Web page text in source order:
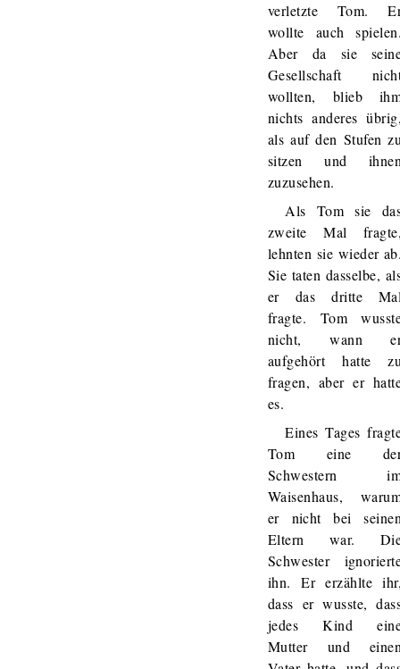
verletzte Tom.
wollte auch
Aber da sie
Gesellschaft
wollten, blieb
nichts anderes
als auf den Stufen
sitzen und
zuzusehen.
Als Tom sie
zweite Mal
lehnten sie wieder
Sie taten dasselbe,
er das dritte
fragte. Tom
nicht, wann
aufgehört hatte
fragen, aber er
es.
Eines Tages
Tom eine
Schwestern
Waisenhaus,
er nicht bei
Eltern war.
Schwester
ihn. Er erzählte
dass er wusste,
jedes Kind
Mutter und